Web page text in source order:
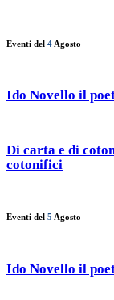
Eventi del 4 Agosto
Ido Novello il
Di carta e di
cotonifici
Eventi del 5 Agosto
Ido Novello il